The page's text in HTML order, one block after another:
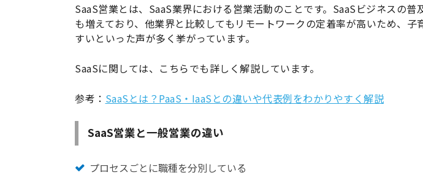
SaaS営業とは、SaaS業界における営業活動のことです。SaaSビジネスの普
も増えており、他業界と比較してもリモートワークの定着率が高いため、子
すいといった声が多く挙がっています。
SaaSに関しては、こちらでも詳しく解説しています。
参考： SaaSとは？PaaS・IaaSとの違いや代表例をわかりやすく解説
SaaS営業と一般営業の違い
プロセスごとに職種を分別している